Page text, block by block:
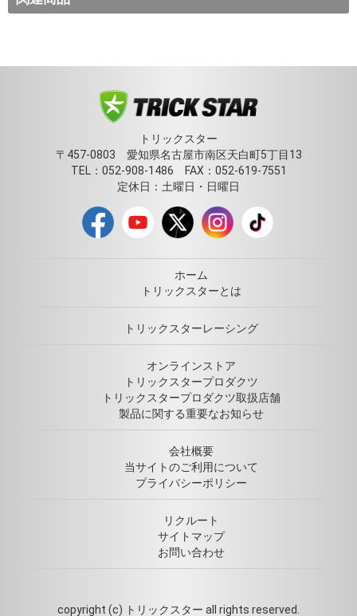
トリックスター
〒457-0803 愛知県名古屋市南区天白町5丁目13
TEL：052-908-1486 FAX：052-619-7551
定休日：土曜日・日曜日
ホーム
トリックスターとは
トリックスターレーシング
オンラインストア
トリックスタープロダクツ
トリックスタープロダクツ取扱店舗
製品に関する重要なお知らせ
会社概要
当サイトのご利用について
プライバシーポリシー
リクルート
サイトマップ
お問い合わせ
copyright (c) トリックスター all rights reserved.